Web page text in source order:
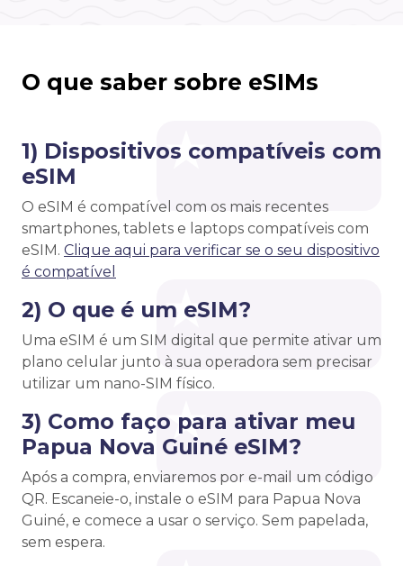
O que saber sobre eSIMs
1) Dispositivos compatíveis com
eSIM
O eSIM é compatível com os mais recentes
smartphones, tablets e laptops compatíveis com
eSIM. Clique aqui para verificar se o seu dispositivo
é compatível
2) O que é um eSIM?
Uma eSIM é um SIM digital que permite ativar um
plano celular junto à sua operadora sem precisar
utilizar um nano-SIM físico.
3) Como faço para ativar meu
Papua Nova Guiné eSIM?
Após a compra, enviaremos por e-mail um código
QR. Escaneie-o, instale o eSIM para Papua Nova
Guiné, e comece a usar o serviço. Sem papelada,
sem espera.